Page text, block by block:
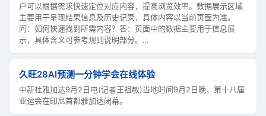
户可以根据需求快速定位对应内容，提高浏览效率。数据展示区域
主要用于呈现结果信息及历史记录，具体内容以当前页面为准。
问：如何快速找到所需内容？答：页面中的数据主要用于信息展
示，具体含义可参考规则说明部分。…
久旺28AI预测一分钟学会在线体验
中新社雅加达9月2日电(记者王祖敏)当地时间9月2日晚，第十八届
亚运会在印尼首都雅加达闭幕。